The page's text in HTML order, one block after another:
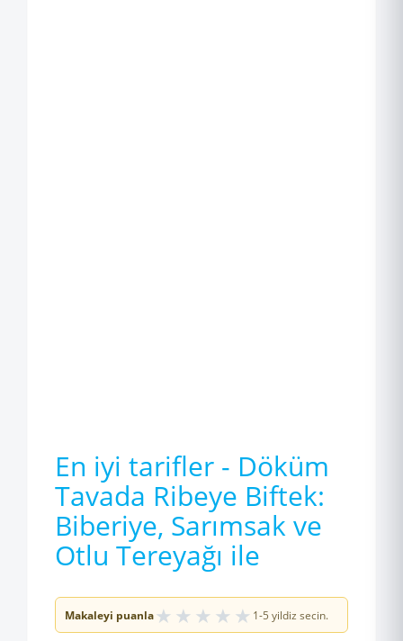
En iyi tarifler - Döküm
Tavada Ribeye Biftek:
Biberiye, Sarımsak ve
Otlu Tereyağı ile
Makaleyi puanla★ ★ ★ ★ ★ 1-5 yildiz secin.